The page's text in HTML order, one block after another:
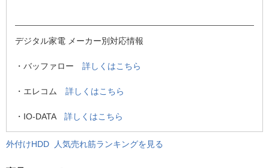
デジタル家電 メーカー別対応情報
・バッファロー 詳しくはこちら
・エレコム 詳しくはこちら
・IO-DATA 詳しくはこちら
外付けHDD 人気売れ筋ランキングを見る